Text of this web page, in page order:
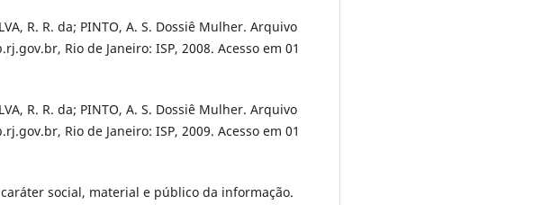
R. R. da; PINTO, A. S. Dossiê Mulher. Arquivo
Rio de Janeiro: ISP, 2008. Acesso em 01
R. R. da; PINTO, A. S. Dossiê Mulher. Arquivo
Rio de Janeiro: ISP, 2009. Acesso em 01
caráter social, material e público da informação.